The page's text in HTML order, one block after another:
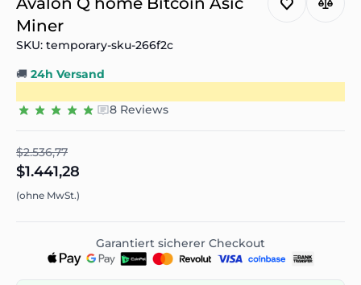
Miner
SKU: temporary-sku-266f2c
🚚 24h Versand
8 Reviews
$2.536,77
$1.441,28
(ohne MwSt.)
Garantiert sicherer Checkout